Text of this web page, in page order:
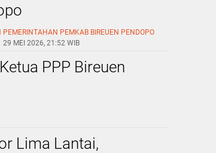
PEMERINTAHAN PEMKAB BIREUEN PENDOPO
29 MEI 2026, 21:52 WIB
PPP Bireuen
Lima Lantai,